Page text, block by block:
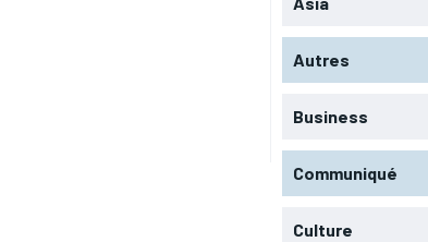
Autres
Business
Communiqué
Culture